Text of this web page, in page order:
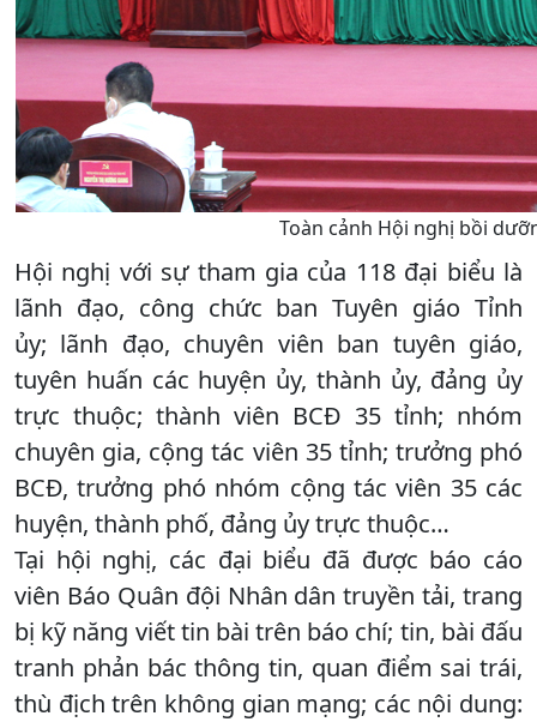
Toàn cảnh Hội nghị bồi
Hội nghị với sự tham gia của 118 đại biểu là
lãnh đạo, công chức ban Tuyên giáo Tỉnh
ủy; lãnh đạo, chuyên viên ban tuyên giáo,
tuyên huấn các huyện ủy, thành ủy, đảng ủy
trực thuộc; thành viên BCĐ 35 tỉnh; nhóm
chuyên gia, cộng tác viên 35 tỉnh; trưởng phó
BCĐ, trưởng phó nhóm cộng tác viên 35 các
huyện, thành phố, đảng ủy trực thuộc…
Tại hội nghị, các đại biểu đã được báo cáo
viên Báo Quân đội Nhân dân truyền tải, trang
bị kỹ năng viết tin bài trên báo chí; tin, bài đấu
tranh phản bác thông tin, quan điểm sai trái,
thù địch trên không gian mạng; các nội dung: